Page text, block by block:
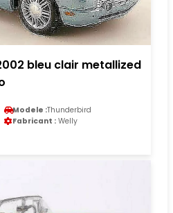
bleu clair metallized
Modele :Thunderbird
Fabricant : Welly